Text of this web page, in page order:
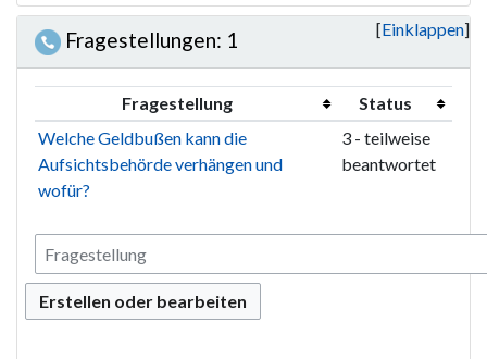
Einklappen
Fragestellungen: 1
Fragestellung
Status
Welche Geldbußen kann die
Aufsichtsbehörde verhängen und
wofür?
3 - teilweise
beantwortet
Erstellen oder bearbeiten